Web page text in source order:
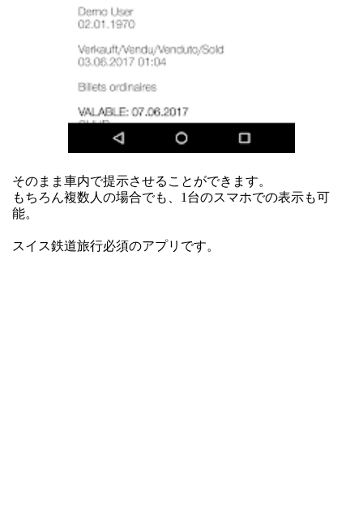
そのまま車内で提示させることができます。
もちろん複数人の場合でも、1台のスマホでの表示も可
能。
スイス鉄道旅行必須のアプリです。